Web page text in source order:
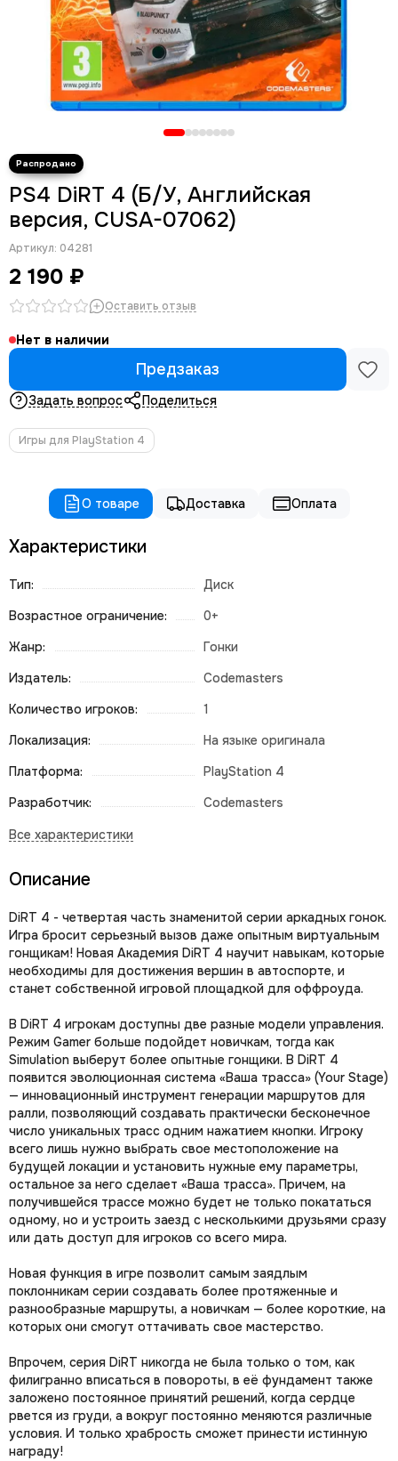
PS4 DiRT 4 (Б/У, Английская
версия, CUSA-07062)
Артикул: 04281
2 190 ₽
Оставить отзыв
Нет в наличии
Предзаказ
Задать вопрос Поделиться
Игры для PlayStation 4
О товаре Доставка Оплата
Характеристики
Тип:
Диск
Возрастное ограничение:
0+
Жанр:
Гонки
Издатель:
Codemasters
Количество игроков:
1
Локализация:
На языке оригинала
Платформа:
PlayStation 4
Разработчик:
Codemasters
Описание
DiRT 4 - четвертая часть знаменитой серии аркадных гонок.
Игра бросит серьезный вызов даже опытным виртуальным
гонщикам! Новая Академия DiRT 4 научит навыкам, которые
необходимы для достижения вершин в автоспорте, и
станет собственной игровой площадкой для оффроуда.
В DiRT 4 игрокам доступны две разные модели управления.
Режим Gamer больше подойдет новичкам, тогда как
Simulation выберут более опытные гонщики. В DiRT 4
появится эволюционная система «Ваша трасса» (Your Stage)
— инновационный инструмент генерации маршрутов для
ралли, позволяющий создавать практически бесконечное
число уникальных трасс одним нажатием кнопки. Игроку
всего лишь нужно выбрать свое местоположение на
будущей локации и установить нужные ему параметры,
остальное за него сделает «Ваша трасса». Причем, на
получившейся трассе можно будет не только покататься
одному, но и устроить заезд с несколькими друзьями сразу
или дать доступ для игроков со всего мира.
Новая функция в игре позволит самым заядлым
поклонникам серии создавать более протяженные и
разнообразные маршруты, а новичкам — более короткие, на
которых они смогут оттачивать свое мастерство.
Впрочем, серия DiRT никогда не была только о том, как
филигранно вписаться в повороты, в её фундамент также
заложено постоянное принятий решений, когда сердце
рвется из груди, а вокруг постоянно меняются различные
условия. И только храбрость сможет принести истинную
награду!